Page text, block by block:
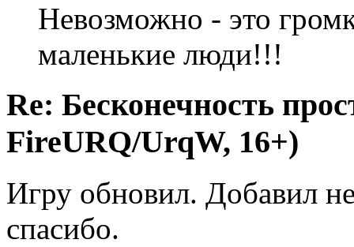
Невозможно - это
маленькие люди!!!
Re: Бесконечность
FireURQ/UrqW, 16+)
Игру обновил. Добавил
спасибо.